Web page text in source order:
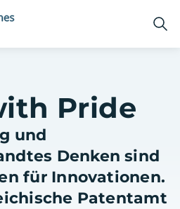
Pride
und
Denken sind
für Innovationen.
Patentamt